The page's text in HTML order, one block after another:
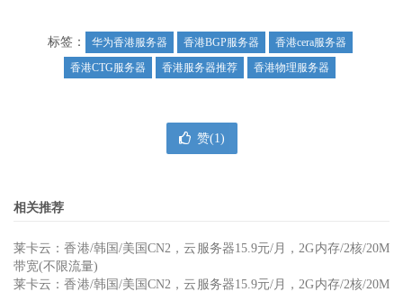
标签： 华为香港服务器 香港BGP服务器
香港cera服务器
香港CTG服务器
香港服务器推荐 香港物理服务器
赞(1)
相关推荐
莱卡云：香港/韩国/美国CN2，云服务器15.9元/月，2G内存/2核/20M
带宽(不限流量)
莱卡云：香港/韩国/美国CN2，云服务器15.9元/月，2G内存/2核/20M